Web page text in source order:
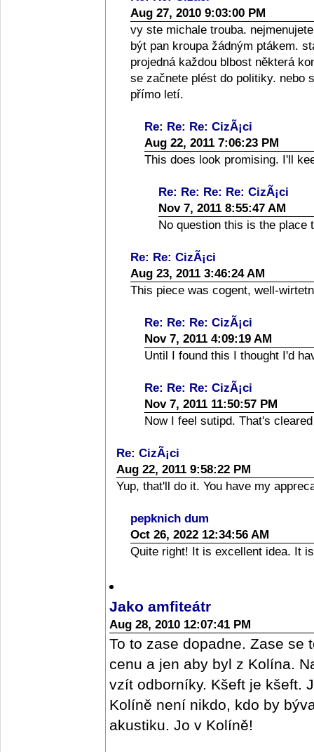
Aug 27, 2010 9:03:00 PM
vy ste michale trouba.
být pan kroupa žádným ptákem.
projedná každou blbost některá
se začnete plést do politiky. nebo
přímo letí.
Re: Re: Re: CizÃ¡ci
Aug 22, 2011 7:06:23 PM
This does look promising. I'll
Re: Re: Re: Re: CizÃ¡ci
Nov 7, 2011 8:55:47 AM
No question this is the place
Re: Re: CizÃ¡ci
Aug 23, 2011 3:46:24 AM
This piece was cogent, well-
Re: Re: Re: CizÃ¡ci
Nov 7, 2011 4:09:19 AM
Until I found this I thought I'd
Re: Re: Re: CizÃ¡ci
Nov 7, 2011 11:50:57 PM
Now I feel sutipd. That's
Re: CizÃ¡ci
Aug 22, 2011 9:58:22 PM
Yup, that'll do it. You have my
pepknich dum
Oct 26, 2022 12:34:56 AM
Quite right! It is excellent idea. It
Jako amfiteátr
Aug 28, 2010 12:07:41 PM
To to zase dopadne. Zase se
cenu a jen aby byl z Kolína.
vzít odborníky. Kšeft je kšeft.
Kolíně není nikdo, kdo by
akustiku. Jo v Kolíně!